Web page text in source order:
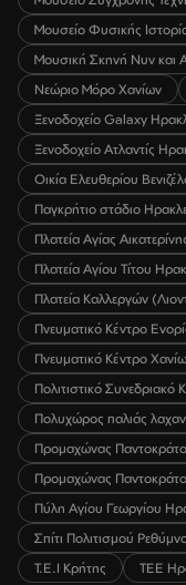
Μουσείο Φυσικής
Μουσική Σκηνή Νυν και
Νεώριο Μόρο Χανίων
Ξενοδοχείο Galaxy
Ξενοδοχείο Ατλαντίς
Οικία Ελευθερίου
Παγκρήτιο στάδιο
Πλατεία Αγίας
Πλατεία Αγίου Τίτου
Πλατεία Καλλεργών
Πνευματικό Κέντρο
Πνευματικό Κέντρο
Πολιτιστικό Συνεδριακό
Πολυχώρος παλιάς
Προμαχώνας
Προμαχώνας
Πύλη Αγίου Γεωργίου
Σπίτι Πολιτισμού
Τ.Ε.Ι Κρήτης
ΤΕΕ